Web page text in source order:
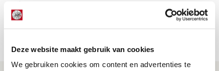
Deze website maakt gebruik van cookies
We gebruiken cookies om content en advertenties te
Míchel niet blij met resultaat en spel
na rust: ‘De focus nam af’
NIEUWS